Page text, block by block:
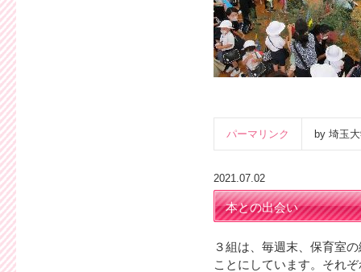
パーマリンク by 埼玉
2021.07.02
本との出会い
３組は、毎週末、保育室
ことにしています。それ